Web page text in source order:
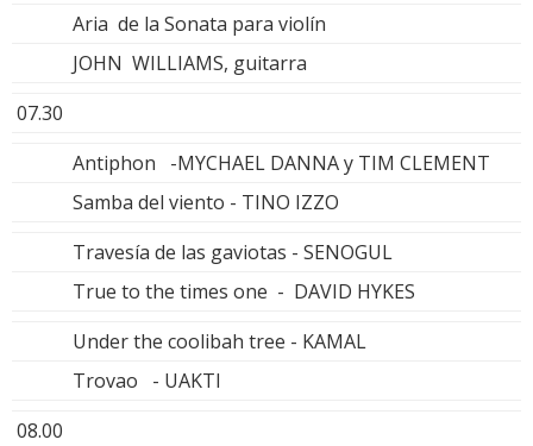
Aria de la Sonata para violín
JOHN WILLIAMS, guitarra
07.30
Antiphon -MYCHAEL DANNA y TIM CLEMENT
Samba del viento - TINO IZZO
Travesía de las gaviotas - SENOGUL
True to the times one - DAVID HYKES
Under the coolibah tree - KAMAL
Trovao - UAKTI
08.00